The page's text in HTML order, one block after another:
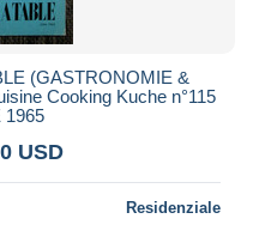
(GASTRONOMIE &
Cooking Kuche n°115
1965
USD
Residenziale